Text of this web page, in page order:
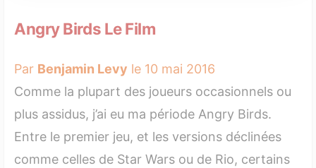
Angry Birds Le Film
Par Benjamin Levy le 10 mai 2016
Comme la plupart des joueurs occasionnels ou
plus assidus, j’ai eu ma période Angry Birds.
Entre le premier jeu, et les versions déclinées
comme celles de Star Wars ou de Rio, certains